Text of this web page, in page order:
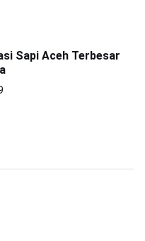
Sapi Aceh Terbesar